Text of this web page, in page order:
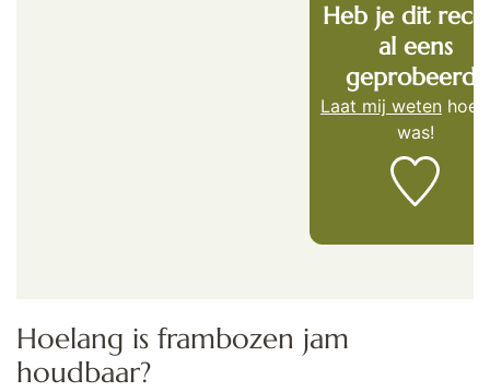
Heb je dit
al eens
geprobeerd?
Laat mij weten hoe
was!
Hoelang is frambozen jam
houdbaar?